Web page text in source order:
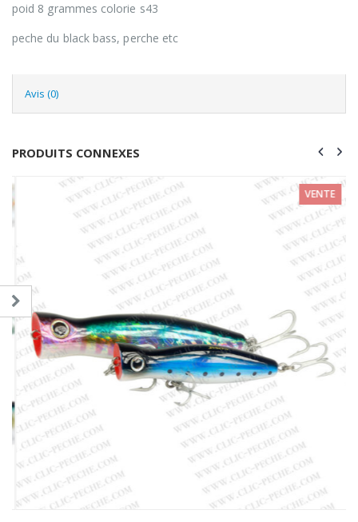
poid 8 grammes colorie s43
peche du black bass, perche etc
Avis (0)
PRODUITS CONNEXES
VENTE